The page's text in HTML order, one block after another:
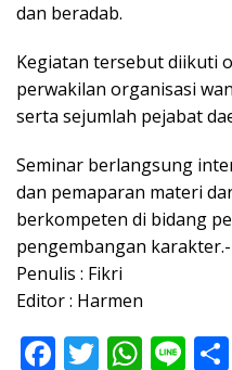
dan beradab.
Kegiatan tersebut diikuti
perwakilan organisasi
serta sejumlah pejabat
Seminar berlangsung
dan pemaparan materi
berkompeten di bidang
pengembangan karakter.-
Penulis : Fikri
Editor : Harmen
F T W Li